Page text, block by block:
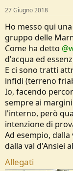
27 Giugno 2018
Ho messo qui
gruppo delle
Come ha detto
d'acqua ed
E ci sono tratti
infidi (terreno
Io, facendo
sempre ai
l'interno, però
intenzione di
Ad esempio, dalla
dalla val d'Ansiei
Allegati